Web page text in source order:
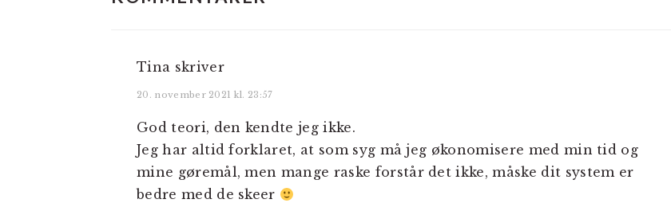
Tina skriver
20. november 2021 kl. 23:57
God teori, den kendte jeg ikke.
Jeg har altid forklaret, at som syg må jeg økonomisere med min tid og
mine gøremål, men mange raske forstår det ikke, måske dit system er
bedre med de skeer